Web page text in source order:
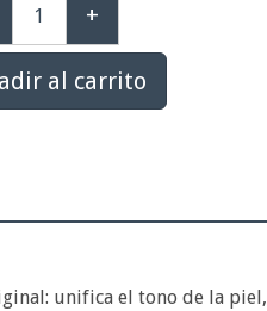
+
al carrito
unifica el tono de la piel,